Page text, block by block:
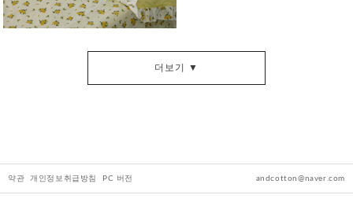
더보기 ▼
약관 개인정보취급방침 PC 버전 andcotton@naver.com